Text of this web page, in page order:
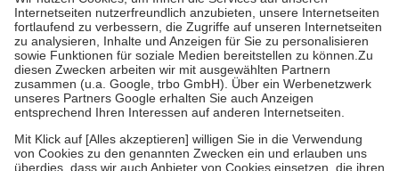
Kosten der Leistung zu entrichten.
Diese Regeln gelten grundsätzlich auch für Online-Apotheken.
Bei Heilmitteln und häuslicher Krankenpflege beträgt die
Zuzahlung zehn Prozent der Kosten sowie zehn Euro je
Verordnung.
Um das Engagement der Versicherten für ihre eigene Gesundheit zu
stärken und die besondere Stellung der Familie zu unterstützen,
fallenkeine Zuzahlungenan bei:
• Kindern und Jugendlichen bis zum vollendeten 18. Lebensjahr